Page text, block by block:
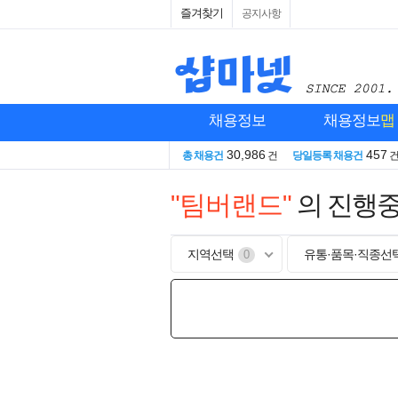
즐겨찾기 공지사항
채용정보 채용정보맵
총 채용건 30,986 건 당일등록 채용건 457 건
"팀버랜드" 의 진행
지역선택 0 유통·품목·직종선